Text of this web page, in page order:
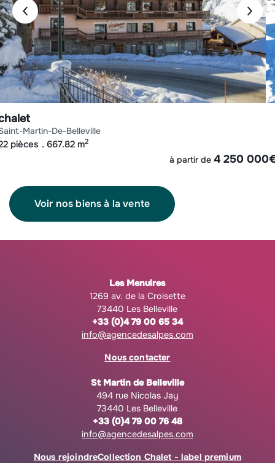
saint-martin-de-belleville
pièces 667.82 m2
à partir de 4 250 000
Voir nos biens à la vente
Les Menuires
1269 av. de la Croisette
73440 Les Belleville
+33 (0)4 79 00 65 34
info@agencedesalpes.com
Nous contacter
St Martin de Belleville
494 rue Nicolas Jay
73440 Les Belleville
+33 (0)4 79 00 76 48
info@agencedesalpes.com
Nous rejoindreCollection Chalet - label premium